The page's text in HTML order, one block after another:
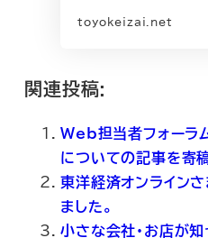
toyokeizai.net
関連投稿:
Web担当者フォーラ
についての記事を寄稿
東洋経済オンライン
ました。
小さな会社・お店が